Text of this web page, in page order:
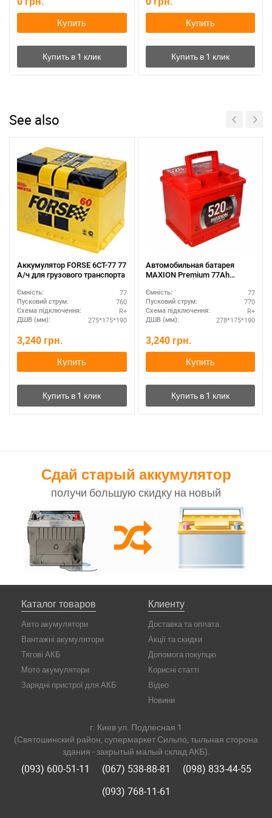
Купить Купить
See also
Аккумулятор FORSE 6СТ-77 77
А/ч для грузового транспорта
Ємність: 77
Пусковий струм: 760
Схема підключення: R+
ДШВ (мм): 275*175*190
3,240 грн.
Купить
Автомобильная батарея
MAXION Premium 77Ah
пластины
Ємність: 77
Пусковий струм: 770
Схема підключення: R+
ДШВ (мм): 278*175*190
3,240 грн.
Купить
Сдай старый аккумулятор
получи большую скидку на новый
Каталог товаров
Авто акумулятори
Вантажні акумулятори
Тягові АКБ
Мото акумулятори
Зарядні пристрої для АКБ
Клиенту
Доставка та оплата
Акції та скидки
Допомога покупцю
Корисні статті
Відео
Новини
г. Киев ул. Подлесная 1
(Святошинский район, супермаркет Сильпо, тыльная сторона
здания - закрытый малый склад АКБ).
(093) 600-51-11 (067) 538-88-81
(098) 833-44-55
(093) 768-11-61